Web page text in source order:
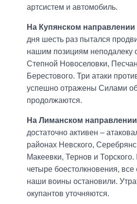
артсистем и автомобиль.
На Купянском направлении
дня шесть раз пытался
нашим позициям неподалеку
Степной Новоселовки,
Берестового. Три атаки
успешно отражены Силами
продолжаются.
На Лиманском направлении
достаточно активен –
районах Невского,
Макеевки, Тернов и
четыре боестолкновения, все
наши воины остановили.
окупантов уточняются.